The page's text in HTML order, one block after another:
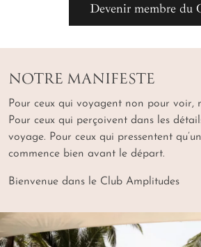
Devenir membre du
NOTRE MANIFESTE
Pour ceux qui voyagent non pour voir,
Pour ceux qui perçoivent dans les
voyage. Pour ceux qui pressentent
commence bien avant le départ.
Bienvenue dans le Club Amplitudes